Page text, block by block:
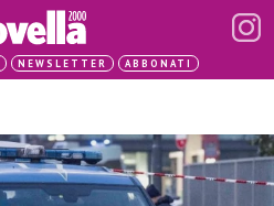
NEWSLETTER ABBONATI